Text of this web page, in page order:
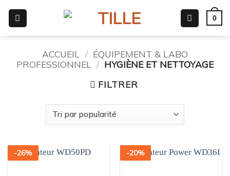
contenu
0
ACCUEIL / ÉQUIPEMENT & LABO
PROFESSIONNEL
/ HYGIÈNE ET NETTOYAGE
FILTRER
-26% -20%